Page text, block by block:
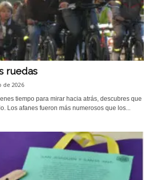
ruedas
de 2026
tiempo para mirar hacia atrás, descubres que
Los afanes fueron más numerosos que los...